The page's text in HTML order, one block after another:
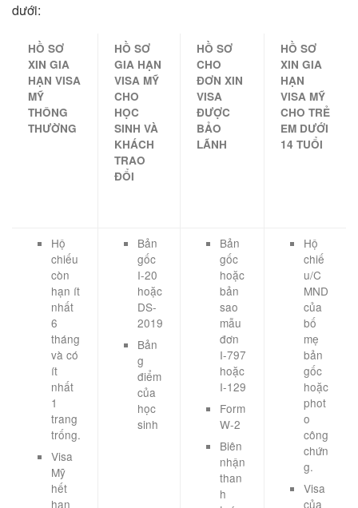
dưới:
HỒ SƠ
XIN GIA
HẠN VISA
MỸ
THÔNG
THƯỜNG
HỒ SƠ
GIA HẠN
VISA MỸ
CHO
HỌC
SINH VÀ
KHÁCH
TRAO
ĐỔI
HỒ SƠ
CHO
ĐƠN XIN
VISA
ĐƯỢC
BẢO
LÃNH
HỒ SƠ
XIN GIA
HẠN
VISA MỸ
CHO TRẺ
EM DƯỚI
14 TUỔI
Hộ
chiếu
còn
hạn ít
nhất
6
tháng
và có
ít
nhất
1
trang
trống.
Visa
Mỹ
hết
hạn
Bản
gốc
I-20
hoặc
DS-
2019
Bản
g
điểm
của
học
sinh
Bản
gốc
hoặc
bản
sao
mẫu
đơn
I-797
hoặc
I-129
Form
W-2
Biên
nhận
than
h
Hộ
chiế
u/C
MND
của
bố
mẹ
bản
gốc
hoặc
phot
o
công
chứn
g.
Visa
của